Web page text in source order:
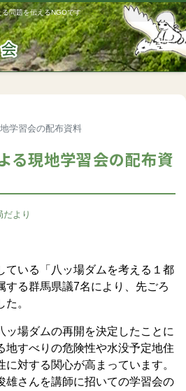
問題を伝えるNGOです
学習会の配布資料
る現地学習会の配布資
だより
いる「八ッ場ダムを考える１都
する群馬県議7名により、先ごろ
。
場ダムの再開を決定したことに
地すべりの危険性や水没予定地住
対する関心が高まっています。
さんを講師に招いての学習会の